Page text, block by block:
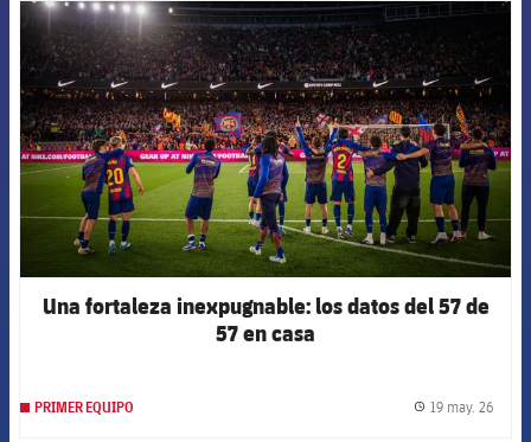
FCB Barcelona badge
Una fortaleza inexpugnable: los datos del 57 de
57 en casa
PRIMER EQUIPO 19 may. 26